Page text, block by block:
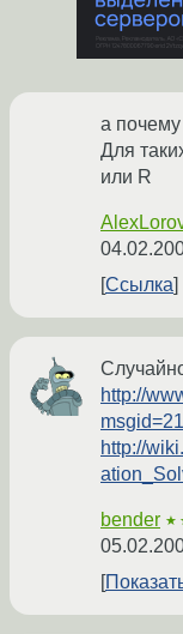
а
Для
или R
Ссылка
http://
http://
bender